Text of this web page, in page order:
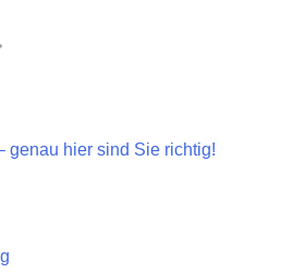
genau hier sind Sie richtig!